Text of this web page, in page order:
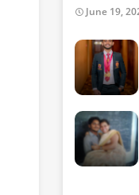
June 19,